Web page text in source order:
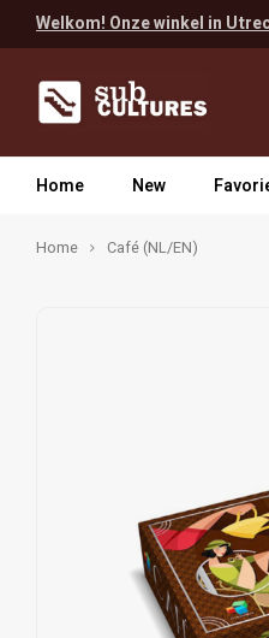
Welkom! Onze winkel in
Home New
Home Café (NL/EN)